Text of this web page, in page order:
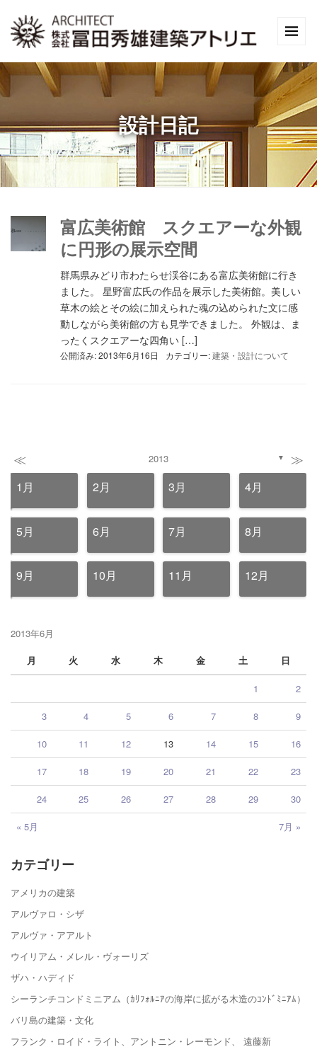
設計日記
富広美術館 スクエアーな外観
に円形の展示空間
群馬県みどり市わたらせ渓谷にある富広美術館に行き
ました。 星野富広氏の作品を展示した美術館。美しい
草木の絵とその絵に加えられた魂の込められた文に感
動しながら美術館の方も見学できました。 外観は、ま
ったくスクエアーな四角い […]
公開済み: 2013年6月16日 カテゴリー:建築・設計について
≪ 2013 ▼ ≫
1月 2月 3月 4月
5月 6月 7月 8月
9月 10月 11月 12月
2013年6月
月
火 水 木 金 土 日
« 5月 7月 »
1 2
3 4 5 6 7 8 9
10 11 12 13 14 15 16
17 18 19 20 21 22 23
24 25 26 27 28 29 30
カテゴリー
アメリカの建築
アルヴァロ・シザ
アルヴァ・アアルト
ウイリアム・メレル・ヴォーリズ
ザハ・ハディド
シーランチコンドミニアム（ｶﾘﾌｫﾙﾆｱの海岸に拡がる木造のｺﾝﾄﾞﾐﾆｱﾑ）
バリ島の建築・文化
フランク・ロイド・ライト、アントニン・レーモンド、 遠藤新